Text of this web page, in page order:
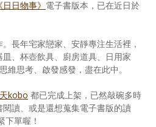
《日日物事》 電子書版本，已在近日於
。長年宅家戀家、安靜專注生活裡，
、杯壺飲具、廚房道具、日用家
思考、啟發感發，盡在此中。
kobo 都已完成上架，已然敲碗多時
讀、或是還想蒐集電子書版的讀
下單喔！